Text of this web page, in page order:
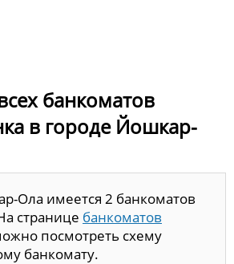
банкоматов
в городе Йошкар-
Ола имеется 2 банкоматов
странице банкоматов
посмотреть схему
банкомату.